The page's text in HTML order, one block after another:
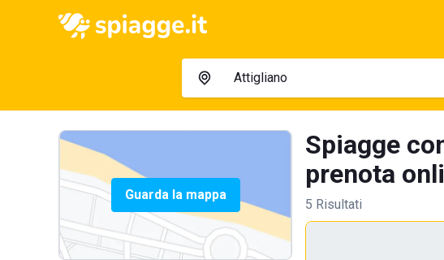
Guarda la mappa
Spiagge
prenota
5 Risultati